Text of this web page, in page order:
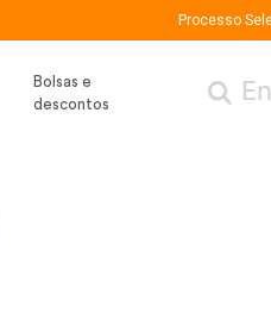
Processo
Bolsas e
descontos